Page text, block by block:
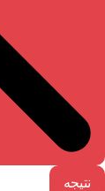
نتیجه